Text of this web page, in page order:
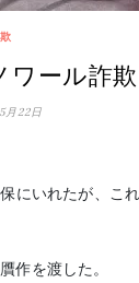
ワール詐欺
月22日
にいれたが、こ
作を渡した。